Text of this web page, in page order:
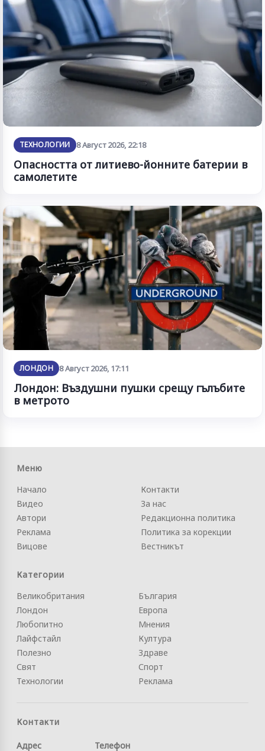
ТЕХНОЛОГИИ 8 Август 2026, 22:18
Опасността от литиево-йонните батерии в
самолетите
ЛОНДОН 8 Август 2026, 17:11
Лондон: Въздушни пушки срещу гълъбите
в метрото
Меню
Начало
Видео
Автори
Реклама
Вицове
Контакти
За нас
Редакционна политика
Политика за корекции
Вестникът
Категории
Великобритания
Лондон
Любопитно
Лайфстайл
Полезно
Свят
Технологии
България
Европа
Мнения
Култура
Здраве
Спорт
Реклама
Контакти
Адрес
Телефон